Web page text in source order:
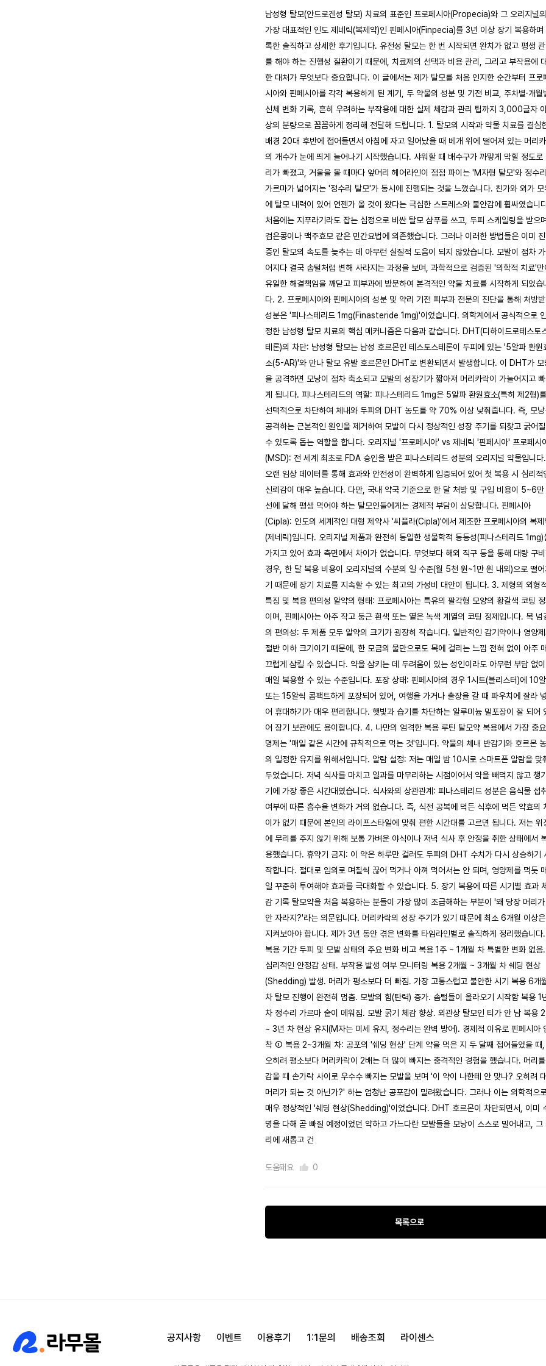
남성형 탈모(안드로겐성 탈모) 치료의 표준인 프로페시아(Propecia)와 그 오리지널의
가장 대표적인 인도 제네릭(복제약)인 핀페시아(Finpecia)를 3년 이상 장기 복용하며
록한 솔직하고 상세한 후기입니다. 유전성 탈모는 한 번 시작되면 완치가 없고 평생 관
를 해야 하는 진행성 질환이기 때문에, 치료제의 선택과 비용 관리, 그리고 부작용에 대
한 대처가 무엇보다 중요합니다. 이 글에서는 제가 탈모를 처음 인지한 순간부터 프로
시아와 핀페시아를 각각 복용하게 된 계기, 두 약물의 성분 및 기전 비교, 주차별·개월
신체 변화 기록, 흔히 우려하는 부작용에 대한 실제 체감과 관리 팁까지 3,000글자 이
상의 분량으로 꼼꼼하게 정리해 전달해 드립니다. 1. 탈모의 시작과 약물 치료를 결심
배경 20대 후반에 접어들면서 아침에 자고 일어났을 때 베개 위에 떨어져 있는 머리
의 개수가 눈에 띄게 늘어나기 시작했습니다. 샤워할 때 배수구가 까맣게 막힐 정도로
리가 빠졌고, 거울을 볼 때마다 앞머리 헤어라인이 점점 파이는 'M자형 탈모'와 정수리
가르마가 넓어지는 '정수리 탈모'가 동시에 진행되는 것을 느꼈습니다. 친가와 외가 모
에 탈모 내력이 있어 언젠가 올 것이 왔다는 극심한 스트레스와 불안감에 휩싸였습니
처음에는 지푸라기라도 잡는 심정으로 비싼 탈모 샴푸를 쓰고, 두피 스케일링을 받으며,
검은콩이나 맥주효모 같은 민간요법에 의존했습니다. 그러나 이러한 방법들은 이미
중인 탈모의 속도를 늦추는 데 아무런 실질적 도움이 되지 않았습니다. 모발이 점차
어지다 결국 솜털처럼 변해 사라지는 과정을 보며, 과학적으로 검증된 '의학적 치료'만
유일한 해결책임을 깨닫고 피부과에 방문하여 본격적인 약물 치료를 시작하게 되었습
다. 2. 프로페시아와 핀페시아의 성분 및 약리 기전 피부과 전문의 진단을 통해 처방
성분은 '피나스테리드 1mg(Finasteride 1mg)'이었습니다. 의학계에서 공식적으로 인
정한 남성형 탈모 치료의 핵심 메커니즘은 다음과 같습니다. DHT(디하이드로테스토
테론)의 차단: 남성형 탈모는 남성 호르몬인 테스토스테론이 두피에 있는 '5알파 환원
소(5-AR)'와 만나 탈모 유발 호르몬인 DHT로 변환되면서 발생합니다. 이 DHT가 모
을 공격하면 모낭이 점차 축소되고 모발의 성장기가 짧아져 머리카락이 가늘어지고 빠
게 됩니다. 피나스테리드의 역할: 피나스테리드 1mg은 5알파 환원효소(특히 제2형)를
선택적으로 차단하여 체내와 두피의 DHT 농도를 약 70% 이상 낮춰줍니다. 즉, 모
공격하는 근본적인 원인을 제거하여 모발이 다시 정상적인 성장 주기를 되찾고 굵어질
수 있도록 돕는 역할을 합니다. 오리지널 '프로페시아' vs 제네릭 '핀페시아' 프로페시
(MSD): 전 세계 최초로 FDA 승인을 받은 피나스테리드 성분의 오리지널 약물입니다.
오랜 임상 데이터를 통해 효과와 안전성이 완벽하게 입증되어 있어 첫 복용 시 심리적
신뢰감이 매우 높습니다. 다만, 국내 약국 기준으로 한 달 처방 및 구입 비용이 5~6만
선에 달해 평생 먹어야 하는 탈모인들에게는 경제적 부담이 상당합니다. 핀페시아
(Cipla): 인도의 세계적인 대형 제약사 '씨플라(Cipla)'에서 제조한 프로페시아의 복제
(제네릭)입니다. 오리지널 제품과 완전히 동일한 생물학적 동등성(피나스테리드 1mg)
가지고 있어 효과 측면에서 차이가 없습니다. 무엇보다 해외 직구 등을 통해 대량 구
경우, 한 달 복용 비용이 오리지널의 수분의 일 수준(월 5천 원~1만 원 내외)으로 떨어
기 때문에 장기 치료를 지속할 수 있는 최고의 가성비 대안이 됩니다. 3. 제형의 외형
특징 및 복용 편의성 알약의 형태: 프로페시아는 특유의 팔각형 모양의 황갈색 코팅 정
이며, 핀페시아는 아주 작고 둥근 흰색 또는 옅은 녹색 계열의 코팅 정제입니다. 목 넘
의 편의성: 두 제품 모두 알약의 크기가 굉장히 작습니다. 일반적인 감기약이나 영양제
절반 이하 크기이기 때문에, 한 모금의 물만으로도 목에 걸리는 느낌 전혀 없이 아주 매
끄럽게 삼킬 수 있습니다. 약을 삼키는 데 두려움이 있는 성인이라도 아무런 부담 없이
매일 복용할 수 있는 수준입니다. 포장 상태: 핀페시아의 경우 1시트(블리스터)에 10알
또는 15알씩 콤팩트하게 포장되어 있어, 여행을 가거나 출장을 갈 때 파우치에 잘라 넣
어 휴대하기가 매우 편리합니다. 햇빛과 습기를 차단하는 알루미늄 밀포장이 잘 되어
어 장기 보관에도 용이합니다. 4. 나만의 엄격한 복용 루틴 탈모약 복용에서 가장 중
명제는 '매일 같은 시간에 규칙적으로 먹는 것'입니다. 약물의 체내 반감기와 호르몬
의 일정한 유지를 위해서입니다. 알람 설정: 저는 매일 밤 10시로 스마트폰 알람을 맞
두었습니다. 저녁 식사를 마치고 일과를 마무리하는 시점이어서 약을 빼먹지 않고 챙기
기에 가장 좋은 시간대였습니다. 식사와의 상관관계: 피나스테리드 성분은 음식물 섭취
여부에 따른 흡수율 변화가 거의 없습니다. 즉, 식전 공복에 먹든 식후에 먹든 약효의
이가 없기 때문에 본인의 라이프스타일에 맞춰 편한 시간대를 고르면 됩니다. 저는 위
에 무리를 주지 않기 위해 보통 가벼운 야식이나 저녁 식사 후 안정을 취한 상태에서
용했습니다. 휴약기 금지: 이 약은 하루만 걸러도 두피의 DHT 수치가 다시 상승하기
작합니다. 절대로 임의로 며칠씩 끊어 먹거나 아껴 먹어서는 안 되며, 영양제를 먹듯 매
일 꾸준히 투여해야 효과를 극대화할 수 있습니다. 5. 장기 복용에 따른 시기별 효과 체
감 기록 탈모약을 처음 복용하는 분들이 가장 많이 조급해하는 부분이 '왜 당장 머리가
안 자라지?'라는 의문입니다. 머리카락의 성장 주기가 있기 때문에 최소 6개월 이상은
지켜보아야 합니다. 제가 3년 동안 겪은 변화를 타임라인별로 솔직하게 정리했습니다.
복용 기간 두피 및 모발 상태의 주요 변화 비고 복용 1주 ~ 1개월 차 특별한 변화 없음.
심리적인 안정감 상태. 부작용 발생 여부 모니터링 복용 2개월 ~ 3개월 차 쉐딩 현상
(Shedding) 발생. 머리가 평소보다 더 빠짐. 가장 고통스럽고 불안한 시기 복용 6개
차 탈모 진행이 완전히 멈춤. 모발의 힘(탄력) 증가. 솜털들이 올라오기 시작함 복용 1
차 정수리 가르마 숱이 메워짐. 모발 굵기 체감 향상. 외관상 탈모인 티가 안 남 복용 2
~ 3년 차 현상 유지(M자는 미세 유지, 정수리는 완벽 방어). 경제적 이유로 핀페시아
착 ① 복용 2~3개월 차: 공포의 '쉐딩 현상' 단계 약을 먹은 지 두 달째 접어들었을 때,
오히려 평소보다 머리카락이 2배는 더 많이 빠지는 충격적인 경험을 했습니다. 머리를
감을 때 손가락 사이로 우수수 빠지는 모발을 보며 '이 약이 나한테 안 맞나? 오히려 대
머리가 되는 것 아닌가?' 하는 엄청난 공포감이 밀려왔습니다. 그러나 이는 의학적으로
매우 정상적인 '쉐딩 현상(Shedding)'이었습니다. DHT 호르몬이 차단되면서, 이미
명을 다해 곧 빠질 예정이었던 약하고 가느다란 모발들을 모낭이 스스로 밀어내고, 그
리에 새롭고 건
도움돼요 0
목록으로
공지사항 이벤트 이용후기 1:1문의 배송조회 라이센스